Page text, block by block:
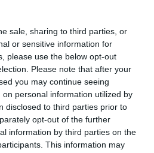
sale, sharing to third parties, or
or sensitive information for
please use the below opt-out
Please note that after your
you may continue seeing
personal information utilized by
disclosed to third parties prior to
opt-out of the further
information by third parties on the
This information may
nelle scuole: gli
in aumento del 20%
2016
allarmante delle nascite, con il
dai tempi dell’Unità d’Italia,